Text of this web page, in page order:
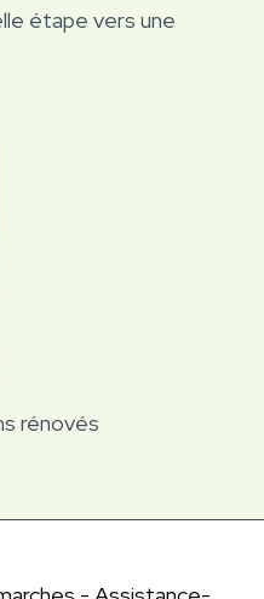
étape vers une
rénovés